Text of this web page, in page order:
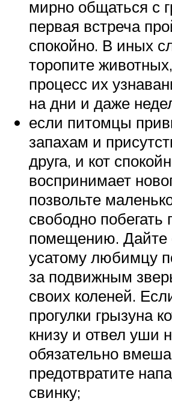
мирно общаться с
первая встреча
спокойно. В иных
торопите
процесс их
на дни и даже
если питомцы
запахам и
друга, и кот
воспринимает
позвольте
свободно побегать
помещению. Дайте
усатому любимцу
за подвижным
своих коленей.
прогулки грызуна
книзу и отвел уши
обязательно
предотвратите
свинку;